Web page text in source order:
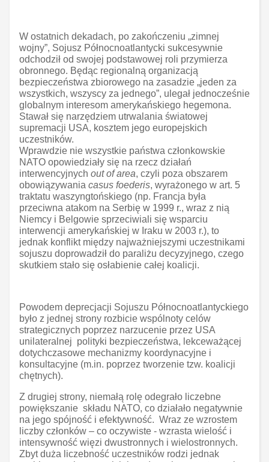
W ostatnich dekadach, po zakończeniu „zimnej
wojny”, Sojusz Północnoatlantycki sukcesywnie
odchodził od swojej podstawowej roli przymierza
obronnego. Będąc regionalną organizacją
bezpieczeństwa zbiorowego na zasadzie „jeden za
wszystkich, wszyscy za jednego”, ulegał jednocześnie
globalnym interesom amerykańskiego hegemona.
Stawał się narzędziem utrwalania światowej
supremacji USA, kosztem jego europejskich
uczestników.
Wprawdzie nie wszystkie państwa członkowskie
NATO opowiedziały się na rzecz działań
interwencyjnych out of area, czyli poza obszarem
obowiązywania casus foederis, wyrażonego w art. 5
traktatu waszyngtońskiego (np. Francja była
przeciwna atakom na Serbię w 1999 r., wraz z nią
Niemcy i Belgowie sprzeciwiali się wsparciu
interwencji amerykańskiej w Iraku w 2003 r.), to
jednak konflikt między najważniejszymi uczestnikami
sojuszu doprowadził do paraliżu decyzyjnego, czego
skutkiem stało się osłabienie całej koalicji.
Powodem deprecjacji Sojuszu Północnoatlantyckiego
było z jednej strony rozbicie wspólnoty celów
strategicznych poprzez narzucenie przez USA
unilateralnej polityki bezpieczeństwa, lekceważącej
dotychczasowe mechanizmy koordynacyjne i
konsultacyjne (m.in. poprzez tworzenie tzw. koalicji
chętnych).
Z drugiej strony, niemałą rolę odegrało liczebne
powiększanie składu NATO, co działało negatywnie
na jego spójność i efektywność. Wraz ze wzrostem
liczby członków – co oczywiste - wzrasta wielość i
intensywność więzi dwustronnych i wielostronnych.
Zbyt duża liczebność uczestników rodzi jednak